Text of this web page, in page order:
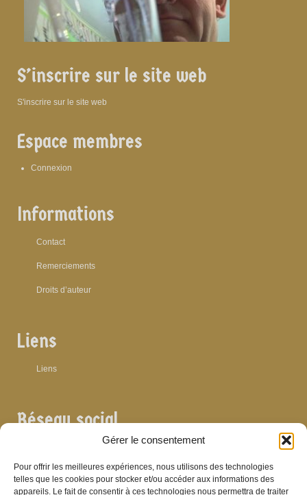
Gérer le consentement
Pour offrir les meilleures expériences, nous utilisons des technologies
telles que les cookies pour stocker et/ou accéder aux informations des
appareils. Le fait de consentir à ces technologies nous permettra de traiter
S’inscrire sur le site web
S'inscrire sur le site web
Espace membres
Connexion
Informations
Contact
Remerciements
Droits d’auteur
Liens
Liens
Réseau social